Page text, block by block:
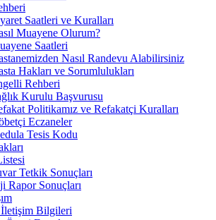
Saatleri ve Kuralları
Muayene Olurum?
Saatleri
Nasıl Randevu Alabilirsiniz
Hakları ve Sorumlulukları
Rehberi
Kurulu Başvurusu
Politikamız ve Refakatçi Kuralları
Eczaneler
Tesis Kodu
Tetkik Sonuçları
Rapor Sonuçları
İletişim Bilgileri